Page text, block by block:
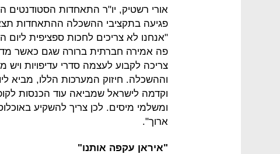
אורי רשטיק, יו"ר התאחדות הסטודנטים
פגיעה בתקציבי ההשכלה ההתאחדות
"אנחנו לא צריכים לחכות ספציפית ליום
פה אמירה חברתית ברורה שגם כאשר
צריכה לקבוע לעצמה סדרי עדיפויות
וההשכלה. חיזוק המערכות הללו, מביא
וקדמה לישראל שמביאה עוד הכנסות
ומשלמי מיסים. לכן צריך להשקיע
ארוך".
"איראן עקפה אותנו"